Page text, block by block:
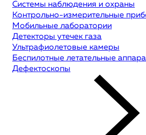
Системы наблюдения и охраны
Контрольно-измерительные
Мобильные лаборатории
Детекторы утечек газа
Ультрафиолетовые камеры
Беспилотные летательные
Дефектоскопы